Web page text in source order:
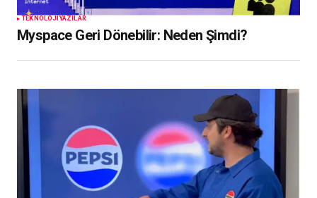
TEKNOLOJIYAZILAR
Myspace Geri Dönebilir: Neden Şimdi?